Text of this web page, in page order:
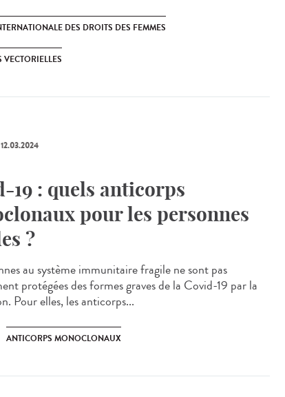
DES DROITS DES FEMMES
12.03.2024
19 : quels anticorps
pour les personnes
?
au système immunitaire fragile ne sont pas
protégées des formes graves de la Covid-19 par la
Pour elles, les anticorps...
ANTICORPS MONOCLONAUX